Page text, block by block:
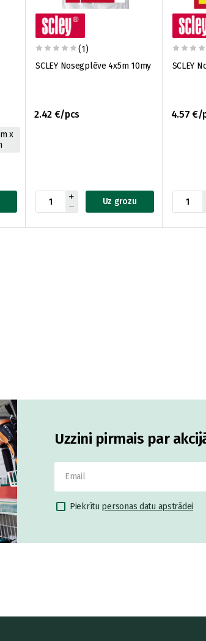
x
(1)
SCLEY Nosegplēve 4x5m 10my
2.42 €/pcs
Uz grozu
SCLEY
4.57 €/
Uzzini pirmais par
Piekrītu personas datu apstrādei